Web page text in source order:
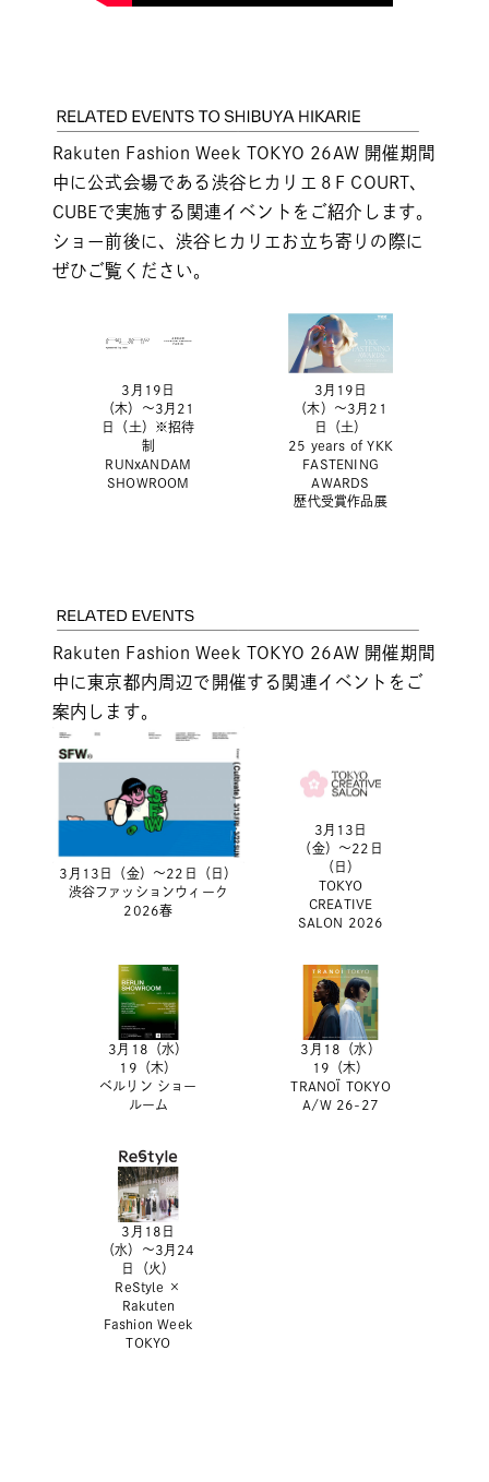
Rakuten Fashion Week TOKYO 26AW 開催期間
中に公式会場である渋谷ヒカリエ８F COURT、
CUBEで実施する関連イベントをご紹介します。
ショー前後に、渋谷ヒカリエお立ち寄りの際に
ぜひご覧ください。
3月19日
（木）〜3月21
日（土）※招待
制
RUNxANDAM
SHOWROOM
3月19日
（木）〜3月21
日（土）
25 years of YKK
FASTENING
AWARDS
歴代受賞作品展
Rakuten Fashion Week TOKYO 26AW 開催期間
中に東京都内周辺で開催する関連イベントをご
案内します。
3月13日（金）〜22日（日）
渋谷ファッションウィーク
2026春
3月13日
（金）〜22日
（日）
TOKYO
CREATIVE
SALON 2026
3月18（水）
19（木）
ベルリン ショー
ルーム
3月18（水）
19（木）
TRANOÏ TOKYO
A/W 26-27
3月18日
（水）〜3月24
日（火）
ReStyle ×
Rakuten
Fashion Week
TOKYO